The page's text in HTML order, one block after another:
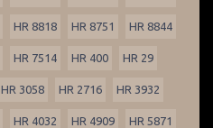
HR 8818 HR 8751 HR 8844
HR 7514 HR 400 HR 29
HR 3058 HR 2716 HR 3932
HR 4032 HR 4909 HR 5871